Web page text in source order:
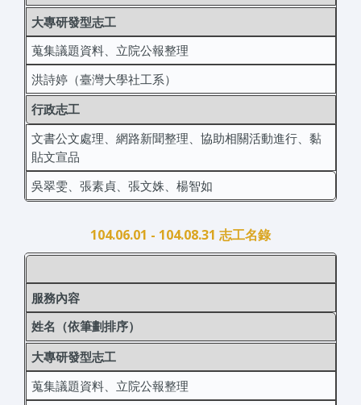
大專研發型志工
蒐集議題資料、立院公報整理
洪詩婷（臺灣大學社工系）
行政志工
文書公文處理、網路新聞整理、協助相關活動進行、黏
貼文宣品
吳翠雯、張素貞、張文姝、楊智如
104.06.01 - 104.08.31 志工名錄
服務內容
姓名（依筆劃排序）
大專研發型志工
蒐集議題資料、立院公報整理